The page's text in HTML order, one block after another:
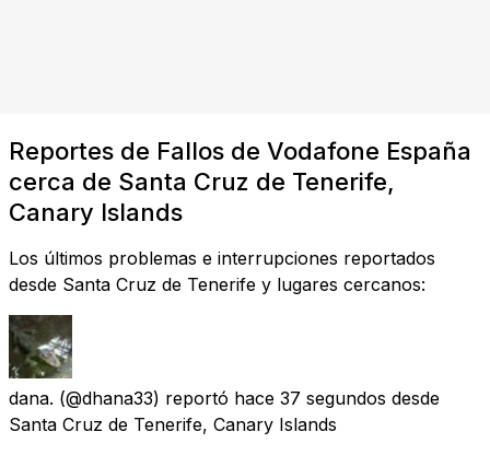
Reportes de Fallos de Vodafone España
cerca de Santa Cruz de Tenerife,
Canary Islands
Los últimos problemas e interrupciones reportados
desde Santa Cruz de Tenerife y lugares cercanos:
dana. (@dhana33) reportó hace 37 segundos desde
Santa Cruz de Tenerife, Canary Islands